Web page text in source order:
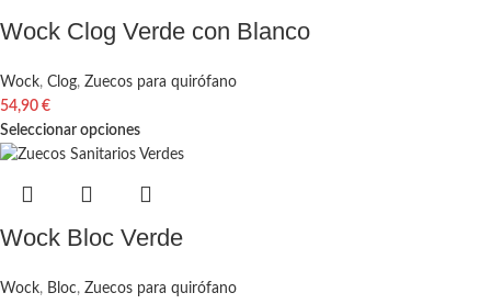
Wock Clog Verde con Blanco
Wock, Clog, Zuecos para quirófano
54,90 €
Seleccionar opciones
Wock Bloc Verde
Wock, Bloc, Zuecos para quirófano